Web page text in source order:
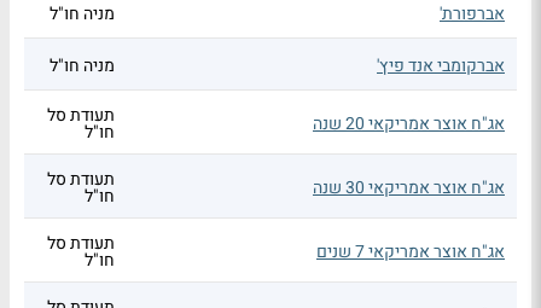
אברפורת' מניה חו"ל
אברקומבי אנד פיץ' מניה חו"ל
אג"ח אוצר אמריקאי 20 שנה תעודת סל
חו"ל
אג"ח אוצר אמריקאי 30 שנה תעודת סל
חו"ל
אג"ח אוצר אמריקאי 7 שנים תעודת סל
חו"ל